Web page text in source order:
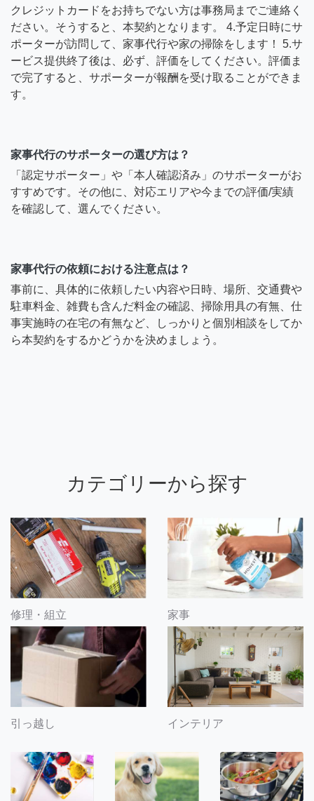
クレジットカードをお持ちでない方は事務局までご連絡く
ださい。そうすると、本契約となります。 4.予定日時にサ
ポーターが訪問して、家事代行や家の掃除をします！ 5.サ
ービス提供終了後は、必ず、評価をしてください。評価ま
で完了すると、サポーターが報酬を受け取ることができま
す。
家事代行のサポーターの選び方は？
「認定サポーター」や「本人確認済み」のサポーターがお
すすめです。その他に、対応エリアや今までの評価/実績
を確認して、選んでください。
家事代行の依頼における注意点は？
事前に、具体的に依頼したい内容や日時、場所、交通費や
駐車料金、雑費も含んだ料金の確認、掃除用具の有無、仕
事実施時の在宅の有無など、しっかりと個別相談をしてか
ら本契約をするかどうかを決めましょう。
カテゴリーから探す
修理・組立 家事
引っ越し インテリア